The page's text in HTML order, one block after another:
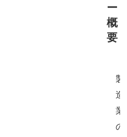
ー
概
要
製
造
業
の